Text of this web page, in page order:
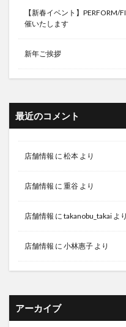
【新春イベント】
催いたします
新年ご挨拶
最近のコメント
店舗情報 に 松本 より
店舗情報 に 重谷 より
店舗情報 に takanobu_takai より
店舗情報 に 小林惠子 より
アーカイブ